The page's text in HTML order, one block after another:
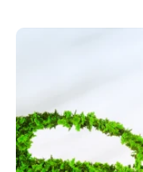
Philippines
Singapore
Switzerland